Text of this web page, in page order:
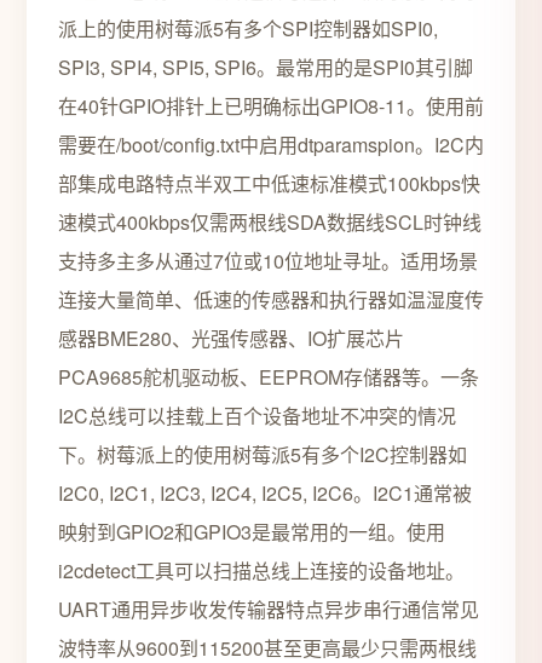
派上的使用树莓派5有多个SPI控制器如SPI0,
SPI3, SPI4, SPI5, SPI6。最常用的是SPI0其引脚
在40针GPIO排针上已明确标出GPIO8-11。使用前
需要在/boot/config.txt中启用dtparamspion。I2C内
部集成电路特点半双工中低速标准模式100kbps快
速模式400kbps仅需两根线SDA数据线SCL时钟线
支持多主多从通过7位或10位地址寻址。适用场景
连接大量简单、低速的传感器和执行器如温湿度传
感器BME280、光强传感器、IO扩展芯片
PCA9685舵机驱动板、EEPROM存储器等。一条
I2C总线可以挂载上百个设备地址不冲突的情况
下。树莓派上的使用树莓派5有多个I2C控制器如
I2C0, I2C1, I2C3, I2C4, I2C5, I2C6。I2C1通常被
映射到GPIO2和GPIO3是最常用的一组。使用
i2cdetect工具可以扫描总线上连接的设备地址。
UART通用异步收发传输器特点异步串行通信常见
波特率从9600到115200甚至更高最少只需两根线